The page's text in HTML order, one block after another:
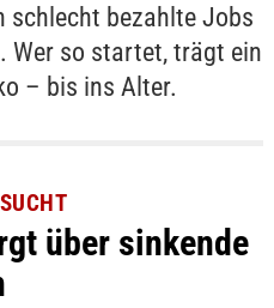
schlecht bezahlte Jobs
Wer so startet, trägt ein
– bis ins Alter.
über sinkende